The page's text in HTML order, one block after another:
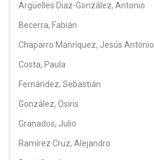
Argüelles Diaz-González, Antonio
Becerra, Fabián
Chaparro Manríquez, Jesús Antonio
Costa, Paula
Fernández, Sebastián
González, Osiris
Granados, Julio
Ramírez Cruz, Alejandro